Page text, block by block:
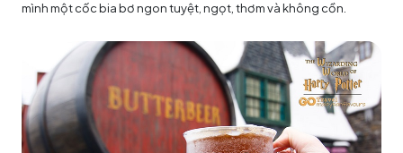
mình một cốc bia bơ ngon tuyệt, ngọt, thơm và không cồn.